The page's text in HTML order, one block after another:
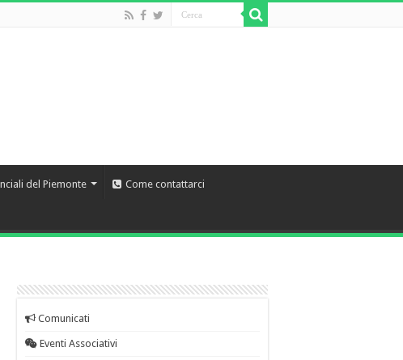
del Piemonte Come contattarci
Comunicati
Eventi Associativi